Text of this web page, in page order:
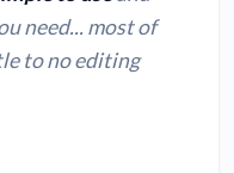
need... most of
to no editing